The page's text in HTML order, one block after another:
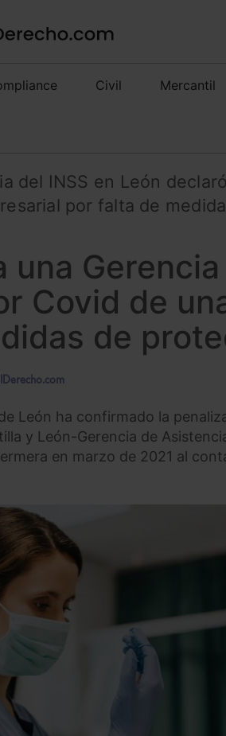
Civil Mercantil
del INSS en León
por falta de
una
Covid de
de
León ha confirmado la
y León-Gerencia de
en marzo de 2021 al